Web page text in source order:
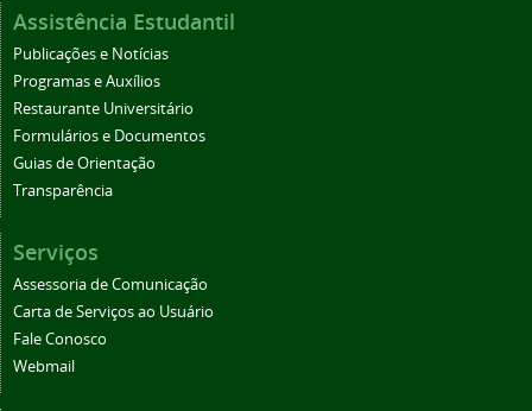
Assistência Estudantil
Publicações e Notícias
Programas e Auxílios
Restaurante Universitário
Formulários e Documentos
Guias de Orientação
Transparência
Serviços
Assessoria de Comunicação
Carta de Serviços ao Usuário
Fale Conosco
Webmail